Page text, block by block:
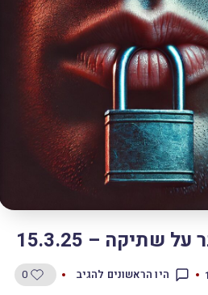
שתיקה – 15.3.25
היו הראשונים להגיב 0